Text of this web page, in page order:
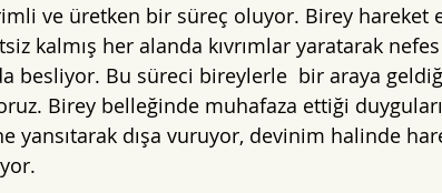
ve üretken bir süreç oluyor. Birey hareket
kalmış her alanda kıvrımlar yaratarak
besliyor. Bu süreci bireylerle  bir araya
Birey belleğinde muhafaza ettiği
yansıtarak dışa vuruyor, devinim halinde